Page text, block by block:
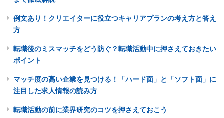
例文あり！クリエイターに役立つキャリアプランの考え方と答え
方
転職後のミスマッチをどう防ぐ？転職活動中に押さえておきたい
ポイント
マッチ度の高い企業を見つける！「ハード面」と「ソフト面」に
注目した求人情報の読み方
転職活動の前に業界研究のコツを押さえておこう